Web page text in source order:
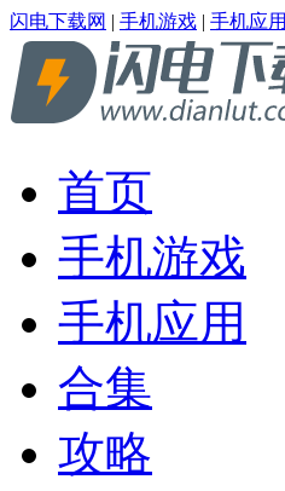
闪电下载网 | 手机游戏 | 手机应用
首页
手机游戏
手机应用
合集
攻略